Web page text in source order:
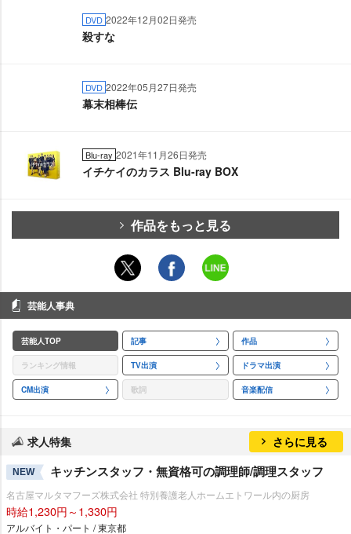
DVD 2022年12月02日発売
殺すな
DVD 2022年05月27日発売
幕末相棒伝
Blu-ray 2021年11月26日発売
イチケイのカラス Blu-ray BOX
作品をもっと見る
芸能人事典
芸能人TOP 記事 作品
ランキング情報 TV出演 ドラマ出演
CM出演 歌詞 音楽配信
求人特集 さらに見る
NEW キッチンスタッフ・無資格可の調理師/調理スタッフ
名古屋マルタマフーズ株式会社 特別養護老人ホームエトワール内の厨房
時給1,230円～1,330円
アルバイト・パート / 東京都